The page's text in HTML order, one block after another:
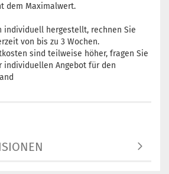
dem Maximalwert.
individuell hergestellt, rechnen Sie
von bis zu 3 Wochen.
sind teilweise höher, fragen Sie
individuellen Angebot für den